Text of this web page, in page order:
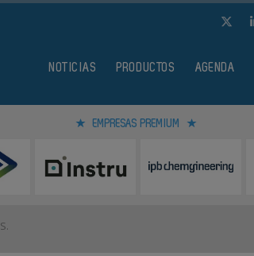
NOTICIAS PRODUCTOS AGENDA
EMPRESAS PREMIUM